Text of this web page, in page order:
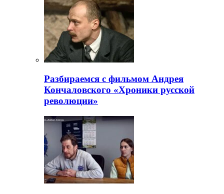
Разбираемся с фильмом Андрея
Кончаловского «Хроники русской
революции»